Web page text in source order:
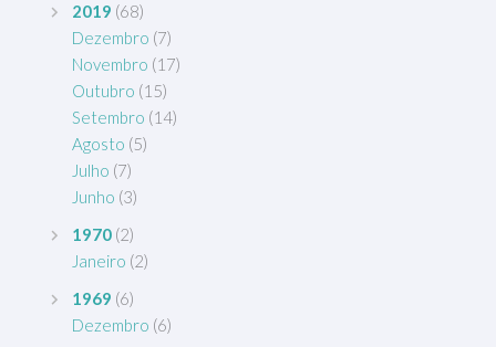
2019 (68)
Dezembro (7)
Novembro (17)
Outubro (15)
Setembro (14)
Agosto (5)
Julho (7)
Junho (3)
1970 (2)
Janeiro (2)
1969 (6)
Dezembro (6)